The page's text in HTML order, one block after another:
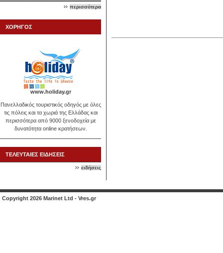
περισσότερα
ΧΟΡΗΓΟΣ
www.holiday.gr
Πανελλαδικός τουριστικός οδηγός με όλες
τις πόλεις και τα χωριά της Ελλάδας και
περισσότερα από 9000 ξενοδοχεία με
δυνατότητα online κρατήσεων.
ΤΕΛΕΥΤΑΙΕΣ ΕΙΔΗΣΕΙΣ
ειδήσεις
Copyright 2026 Marinet Ltd - Vres.gr